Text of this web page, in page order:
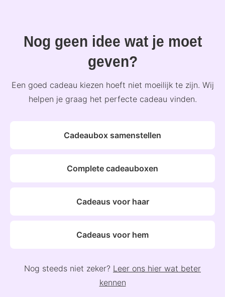
Nog geen idee wat je moet
geven?
Een goed cadeau kiezen hoeft niet moeilijk te zijn. Wij
helpen je graag het perfecte cadeau vinden.
Cadeaubox samenstellen
Complete cadeauboxen
Cadeaus voor haar
Cadeaus voor hem
Nog steeds niet zeker? Leer ons hier wat beter
kennen